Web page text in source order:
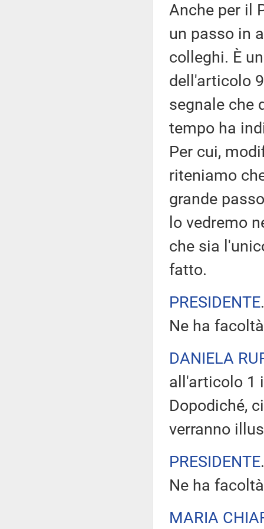
Anche per il
un passo in
colleghi. È
dell'articolo
segnale che
tempo ha
Per cui,
riteniamo
grande
lo vedremo
che sia
fatto.
PRESIDENTE
Ne ha
DANIELA
all'articolo 1
Dopodiché,
verranno
PRESIDENTE
Ne ha
MARIA